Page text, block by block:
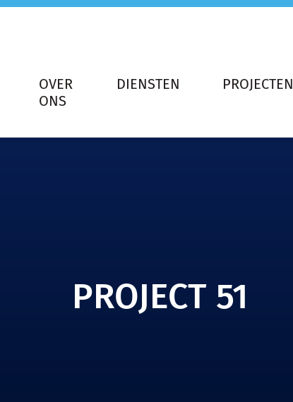
OVER
ONS
DIENSTEN PROJECTEN
PROJECT 51